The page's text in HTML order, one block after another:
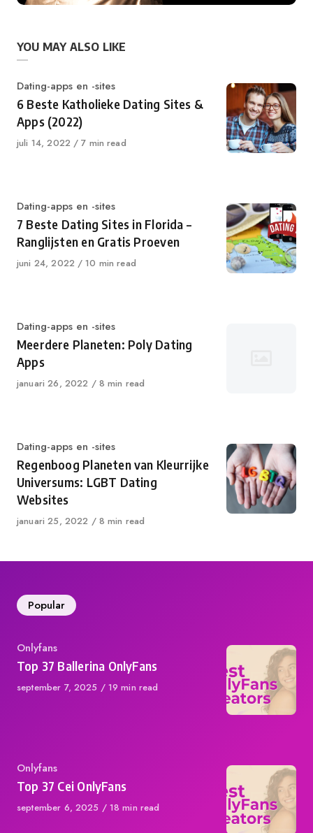
YOU MAY ALSO LIKE
Category
Dating-apps en -sites
6 Beste Katholieke Dating Sites &
Apps (2022)
Published
juli 14, 2022 7 min read
Category
Dating-apps en -sites
7 Beste Dating Sites in Florida –
Ranglijsten en Gratis Proeven
Published
juni 24, 2022 10 min read
Category
Dating-apps en -sites
Meerdere Planeten: Poly Dating
Apps
Published
januari 26, 2022 8 min read
Category
Dating-apps en -sites
Regenboog Planeten van Kleurrijke
Universums: LGBT Dating
Websites
Published
januari 25, 2022 8 min read
Popular
Category
Onlyfans
Top 37 Ballerina OnlyFans
Published
september 7, 2025 19 min read
Category
Onlyfans
Top 37 Cei OnlyFans
Published
september 6, 2025 18 min read